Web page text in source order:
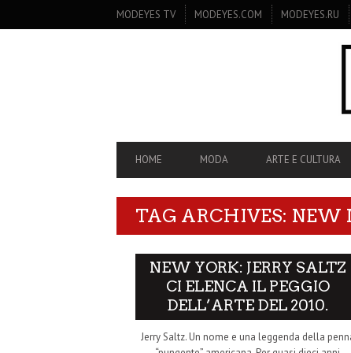
SECONDARY
NAVIGATION
MODEYES TV MODEYES.COM MODEYES.RU
PRIMARY
NAVIGATION
HOME MODA ARTE E CULTURA
TAG ARCHIVES: NEW
NEW YORK: JERRY SALTZ
CI ELENCA IL PEGGIO
DELL’ARTE DEL 2010.
Jerry Saltz. Un nome e una leggenda della